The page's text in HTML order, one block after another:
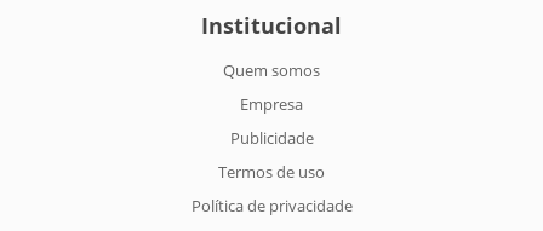
Institucional
Quem somos
Empresa
Publicidade
Termos de uso
Política de privacidade